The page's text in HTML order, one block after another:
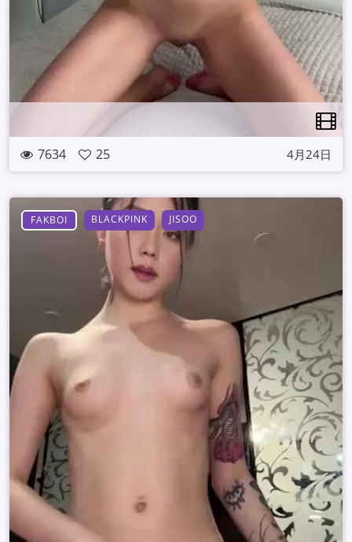
7634 25 4月24日
FAKBOI BLACKPINK JISOO